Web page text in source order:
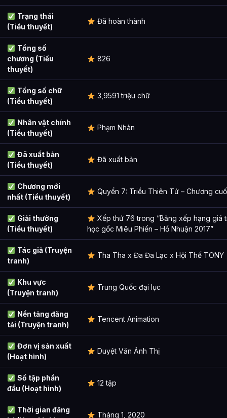
Trạng thái
(Tiểu thuyết)
Đã hoàn thành
Tổng số
chương (Tiểu
thuyết)
826
Tổng số chữ
(Tiểu thuyết)
3,9591 triệu chữ
Nhân vật chính
(Tiểu thuyết)
Phạm Nhàn
Đã xuất bản
(Tiểu thuyết)
Đã xuất bản
Chương mới
nhất (Tiểu thuyết)
Quyển 7: Triều Thiên Tử – Chương
Giải thưởng
(Tiểu thuyết)
Xếp thứ 76 trong “Bảng xếp hạng giá
học gốc Miêu Phiến – Hồ Nhuận 2017”
Tác giả (Truyện
tranh)
Tha Tha x Đa Đa Lạc x Hội Thế TONY
Khu vực
(Truyện tranh)
Trung Quốc đại lục
Nền tảng đăng
tải (Truyện tranh)
Tencent Animation
Đơn vị sản xuất
(Hoạt hình)
Duyệt Văn Ảnh Thị
Số tập phần
đầu (Hoạt hình)
12 tập
Thời gian đăng
Tháng 1, 2020